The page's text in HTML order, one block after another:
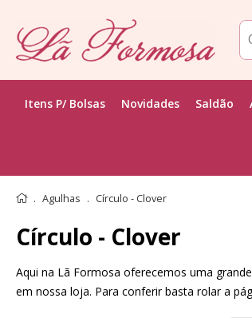
Itens P/ Bolsas Novidades Saldão
Agulhas Círculo - Clover
Círculo - Clover
Aqui na Lã Formosa oferecemos uma
em nossa loja. Para conferir basta rolar a